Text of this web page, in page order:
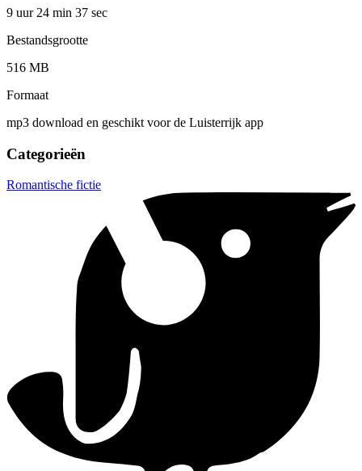
9 uur 24 min 37 sec
Bestandsgrootte
516 MB
Formaat
mp3 download en geschikt voor de Luisterrijk app
Categorieën
Romantische fictie